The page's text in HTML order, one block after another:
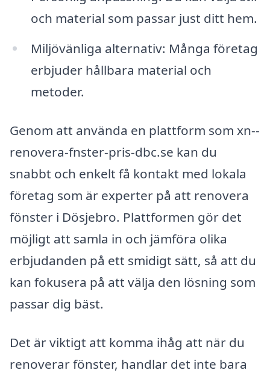
och material som passar just ditt hem.
Miljövänliga alternativ: Många företag
erbjuder hållbara material och
metoder.
Genom att använda en plattform som xn--
renovera-fnster-pris-dbc.se kan du
snabbt och enkelt få kontakt med lokala
företag som är experter på att renovera
fönster i Dösjebro. Plattformen gör det
möjligt att samla in och jämföra olika
erbjudanden på ett smidigt sätt, så att du
kan fokusera på att välja den lösning som
passar dig bäst.
Det är viktigt att komma ihåg att när du
renoverar fönster, handlar det inte bara